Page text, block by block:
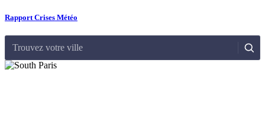
Rapport Crises Météo
Trouvez votre ville